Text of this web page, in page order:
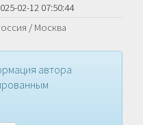
02-12 07:50:44
/ Москва
автора